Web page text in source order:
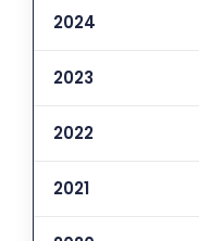
2024
2023
2022
2021